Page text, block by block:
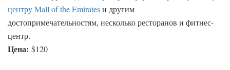
центру Mall of the Emiratesи другим
достопримечательностям, несколько ресторанов и фитнес-
центр.
Цена: $120